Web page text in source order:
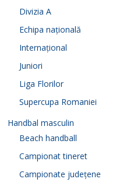
Divizia A
Echipa națională
Internațional
Juniori
Liga Florilor
Supercupa Romaniei
Handbal masculin
Beach handball
Campionat tineret
Campionate județene